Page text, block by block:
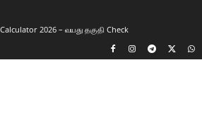
2026 – வயது தகுதி Check